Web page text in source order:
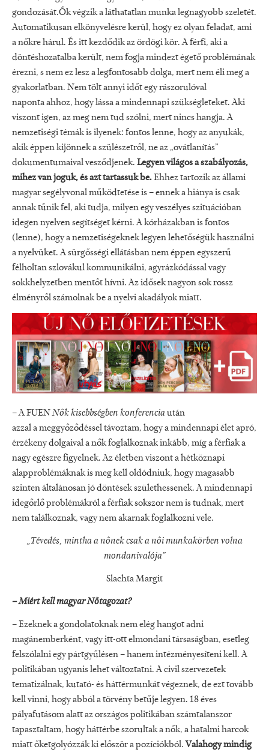
gondozását.Ők végzik a láthatatlan munka legnagyobb szeletét.
Automatikusan elkönyvelésre kerül, hogy ez olyan feladat, ami
a nőkre hárul. És itt kezdődik az ördögi kör. A férfi, aki a
döntéshozatalba került, nem fogja mindezt égető problémának
érezni, s nem ez lesz a legfontosabb dolga, mert nem éli meg a
gyakorlatban. Nem tölt annyi időt egy rászorulóval
naponta ahhoz, hogy lássa a mindennapi szükségleteket. Aki
viszont igen, az meg nem tud szólni, mert nincs hangja. A
nemzetiségi témák is ilyenek: fontos lenne, hogy az anyukák,
akik éppen kijönnek a szülészetről, ne az „ovátlanítás”
dokumentumaival vesződjenek. Legyen világos a szabályozás,
mihez van joguk, és azt tartassuk be.Ehhez tartozik az állami
magyar segélyvonal működtetése is – ennek a hiánya is csak
annak tűnik fel, aki tudja, milyen egy veszélyes szituációban
idegen nyelven segítséget kérni. A kórházakban is fontos
(lenne), hogy a nemzetiségeknek legyen lehetőségük használni
a nyelvüket. A sürgősségi ellátásban nem éppen egyszerű
félholtan szlovákul kommunikálni, agyrázkódással vagy
sokkhelyzetben mentőt hívni. Az idősek nagyon sok rossz
élményről számolnak be a nyelvi akadályok miatt.
– A FUENNők kisebbségben konferenciaután
azzal a meggyőződéssel távoztam, hogy a mindennapi élet apró,
érzékeny dolgaival a nők foglalkoznak inkább, míg a férfiak a
nagy egészre figyelnek. Az életben viszont a hétköznapi
alapproblémáknak is meg kell oldódniuk, hogy magasabb
szinten általánosan jó döntések születhessenek. A mindennapi
idegőrlő problémákról a férfiak sokszor nem is tudnak, mert
nem találkoznak, vagy nem akarnak foglalkozni vele.
„Tévedés, mintha a nőnek csak a női munkakörben volna
mondanivalója”
Slachta Margit
– Miért kell magyar Nőtagozat?
– Ezeknek a gondolatoknak nem elég hangot adni
magánemberként, vagy itt-ott elmondani társaságban, esetleg
felszólalni egy pártgyűlésen – hanem intézményesíteni kell. A
politikában ugyanis lehet változtatni. A civil szervezetek
tematizálnak, kutató- és háttérmunkát végeznek, de ezt tovább
kell vinni, hogy abból a törvény betűje legyen. 18 éves
pályafutásom alatt az országos politikában számtalanszor
tapasztaltam, hogy háttérbe szorultak a nők, a hatalmi harcok
miatt őketgolyózzák ki először a pozíciókból.Valahogy mindig